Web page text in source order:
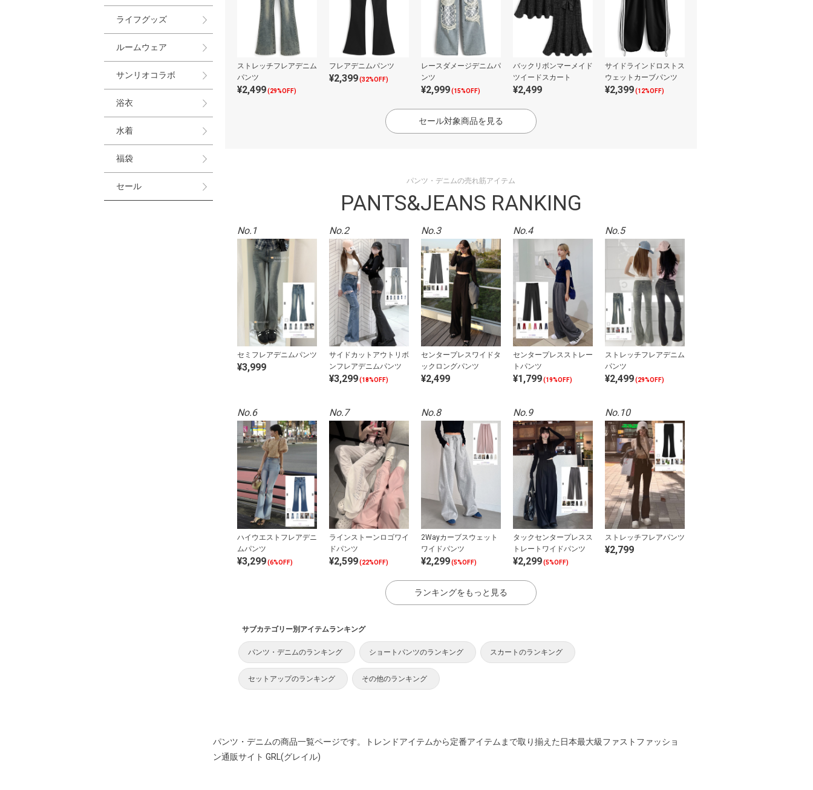
ライフグッズ
ルームウェア
サンリオコラボ
浴衣
水着
福袋
セール
ストレッチフレアデニム
パンツ
¥2,499(29%OFF)
フレアデニムパンツ
¥2,399(32%OFF)
レースダメージデニムパ
ンツ
¥2,999(15%OFF)
バックリボンマーメイド
ツイードスカート
¥2,499
サイドラインドロストス
ウェットカーブパンツ
¥2,399(12%OFF)
セール対象商品を見る
パンツ・デニムの売れ筋アイテム
PANTS&JEANS RANKING
No.1
セミフレアデニムパンツ
¥3,999
No.2
サイドカットアウトリボ
ンフレアデニムパンツ
¥3,299(18%OFF)
No.3
センタープレスワイドタ
ックロングパンツ
¥2,499
No.4
センタープレスストレー
トパンツ
¥1,799(19%OFF)
No.5
ストレッチフレアデニム
パンツ
¥2,499(29%OFF)
No.6
ハイウエストフレアデニ
ムパンツ
¥3,299(6%OFF)
No.7
ラインストーンロゴワイ
ドパンツ
¥2,599(22%OFF)
No.8
2Wayカーブスウェット
ワイドパンツ
¥2,299(5%OFF)
No.9
タックセンタープレスス
トレートワイドパンツ
¥2,299(5%OFF)
No.10
ストレッチフレアパンツ
¥2,799
ランキングをもっと見る
サブカテゴリー別アイテムランキング
パンツ・デニムのランキング ショートパンツのランキング スカートのランキング
セットアップのランキング その他のランキング
パンツ・デニムの商品一覧ページです。トレンドアイテムから定番アイテムまで取り揃えた日本最大級ファストファッショ
ン通販サイト GRL(グレイル)